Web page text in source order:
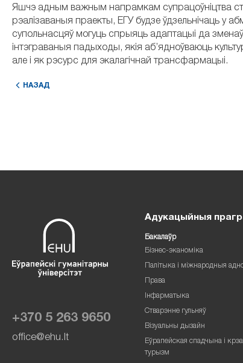
Яшчэ адным важным напрамкам супрацоўніцтва
рэалізаваныя праекты, ЕГУ будзе ўдзельнічаць у
супольнасцяў могуць спрыяць адаптацыі да зменаў
інтэграваныя падыходы, якія аб’ядноўваюць
але і як рэсурс для экалагічнай трансфармацыі.
НАЗАД
+370 5 263 9650
office@ehu.lt
Адукацыйныя
Бакалаўр
Бізнес-эканоміка
Палітыка і міжнародныя
Права
Інфарматыка
Стварэнне гульняў
Візуальны дызайн
Еўрапейская спадчына і
турызм